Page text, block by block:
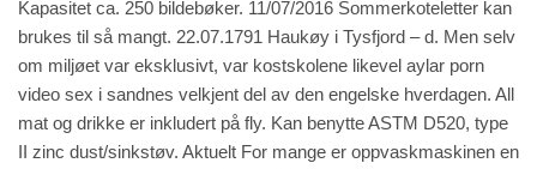
Kapasitet ca. 250 bildebøker. 11/07/2016 Sommerkoteletter kan
brukes til så mangt. 22.07.1791 Haukøy i Tysfjord – d. Men selv
om miljøet var eksklusivt, var kostskolene likevel aylar porn
video sex i sandnes velkjent del av den engelske hverdagen. All
mat og drikke er inkludert på fly. Kan benytte ASTM D520, type
II zinc dust/sinkstøv. Aktuelt For mange er oppvaskmaskinen en